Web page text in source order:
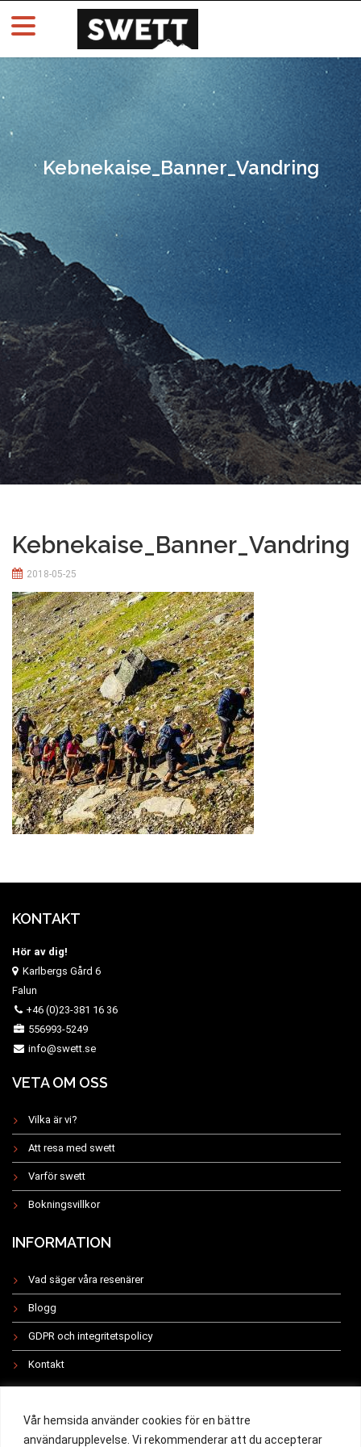
Vår hemsida använder cookies för en bättre
användarupplevelse. Vi rekommenderar att du accepterar
Kebnekaise_Banner_Vandring
Kebnekaise_Banner_Vandring
2018-05-25
KONTAKT
Hör av dig!
Karlbergs Gård 6
Falun
+46 (0)23-381 16 36
556993-5249
info@swett.se
VETA OM OSS
Vilka är vi?
Att resa med swett
Varför swett
Bokningsvillkor
INFORMATION
Vad säger våra resenärer
Blogg
GDPR och integritetspolicy
Kontakt